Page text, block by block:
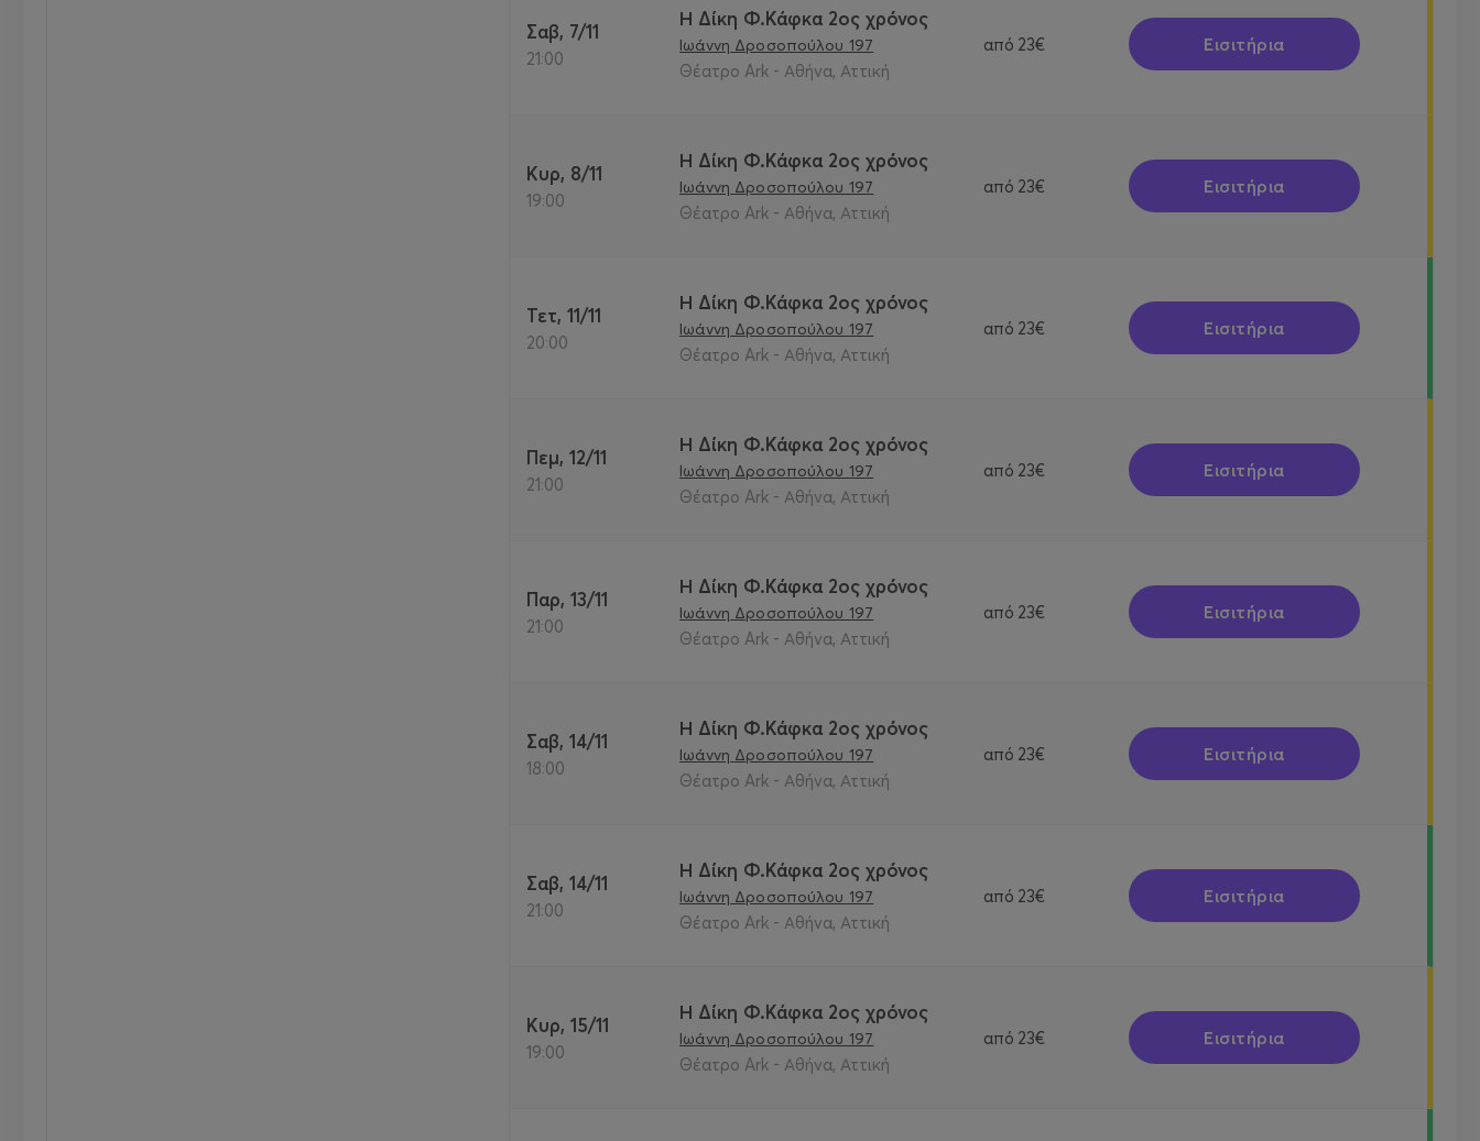
Σαβ, 7/11
21:00
Η Δίκη Φ.Κάφκα 2ος χρόνος
Ιωάννη Δροσοπούλου 197
Θέατρο Ark - Αθήνα, Αττική
από 23€ Εισιτήρια
Κυρ, 8/11
19:00
Η Δίκη Φ.Κάφκα 2ος χρόνος
Ιωάννη Δροσοπούλου 197
Θέατρο Ark - Αθήνα, Αττική
από 23€ Εισιτήρια
Τετ, 11/11
20:00
Η Δίκη Φ.Κάφκα 2ος χρόνος
Ιωάννη Δροσοπούλου 197
Θέατρο Ark - Αθήνα, Αττική
από 23€ Εισιτήρια
Πεμ, 12/11
21:00
Η Δίκη Φ.Κάφκα 2ος χρόνος
Ιωάννη Δροσοπούλου 197
Θέατρο Ark - Αθήνα, Αττική
από 23€ Εισιτήρια
Παρ, 13/11
21:00
Η Δίκη Φ.Κάφκα 2ος χρόνος
Ιωάννη Δροσοπούλου 197
Θέατρο Ark - Αθήνα, Αττική
από 23€ Εισιτήρια
Σαβ, 14/11
18:00
Η Δίκη Φ.Κάφκα 2ος χρόνος
Ιωάννη Δροσοπούλου 197
Θέατρο Ark - Αθήνα, Αττική
από 23€ Εισιτήρια
Σαβ, 14/11
21:00
Η Δίκη Φ.Κάφκα 2ος χρόνος
Ιωάννη Δροσοπούλου 197
Θέατρο Ark - Αθήνα, Αττική
από 23€ Εισιτήρια
Κυρ, 15/11
19:00
Η Δίκη Φ.Κάφκα 2ος χρόνος
Ιωάννη Δροσοπούλου 197
Θέατρο Ark - Αθήνα, Αττική
από 23€ Εισιτήρια